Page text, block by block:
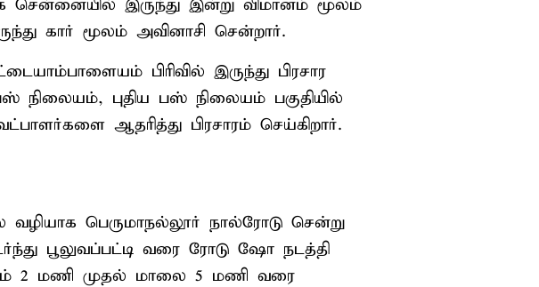
சென்னையில் இருந்து இன்று விமானம் மூலம்
கார் மூலம் அவினாசி சென்றார்.
பிரிவில் இருந்து பிரசார
நிலையம், புதிய பஸ் நிலையம் பகுதியில்
ஆதரித்து பிரசாரம் செய்கிறார்.
வழியாக பெருமாநல்லூர் நால்ரோடு சென்று
பூலுவப்பட்டி வரை ரோடு ஷோ நடத்தி
2 மணி முதல் மாலை 5 மணி வரை